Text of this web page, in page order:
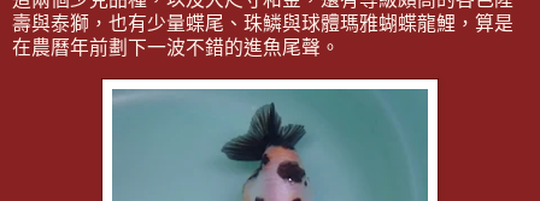
壽與泰獅，也有少量蝶尾、珠鱗與球體瑪雅蝴蝶龍鯉，算是
在農曆年前劃下一波不錯的進魚尾聲。